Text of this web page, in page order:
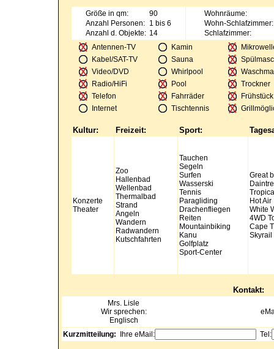
Größe in qm:
90
Anzahl Personen:
1 bis 6
Anzahl d. Objekte: 14
Wohnräume:
Wohn-Schlafzimmer:
Schlafzimmer:
Antennen-TV
Kamin
Kabel/SAT-TV
Sauna
Video/DVD
Whirlpool
Radio/HiFi
Pool
Trockner
Telefon
Fahrräder
Internet
Tischtennis
Kultur: Freizeit: Sport:
Konzerte
Theater
Zoo
Hallenbad
Wellenbad
Thermalbad
Strand
Angeln
Wandern
Radwandern
Kutschfahrten
Tauchen
Segeln
Surfen
Wasserski
Tennis
Paragliding
Drachenfliegen
Reiten
Mountainbiking
Kanu
Golfplatz
Sport-Center
Great
Hot
White
4WD
Cape
Skyrail
Kontakt:
Mrs. Lisle
Wir sprechen:
Englisch
Kurzmitteilung: Ihre eMail: Tel: